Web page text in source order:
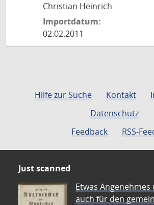
Christian Heinrich
Importdatum:
02.02.2011
Hilfe zur Suche Kontakt
Datenschutz
Feedback
RSS-
Just scanned
Etwas
auch für den